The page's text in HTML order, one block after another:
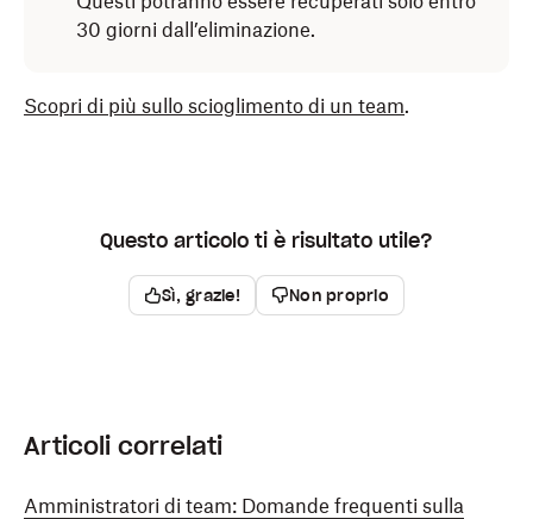
30 giorni dall’eliminazione.
Scopri di più sullo scioglimento di un team.
Questo articolo ti è risultato utile?
Sì, grazie! Non proprio
Articoli correlati
Amministratori di team: Domande frequenti sulla